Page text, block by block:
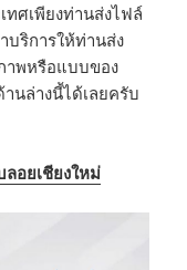
ศเพียงท่านส่งไฟล์
บริการให้ท่านส่ง
าพหรือแบบของ
นล่างนี้ได้เลยครับ
ลอยเชียงใหม่